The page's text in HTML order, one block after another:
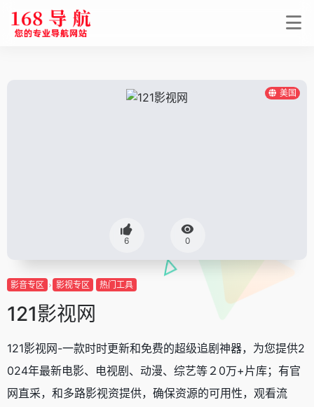
美国
6 0
影音专区 影视专区 热门工具
121影视网
121影视网-一款时时更新和免费的超级追剧神器，为您提供2
024年最新电影、电视剧、动漫、综艺等２0万+片库；有官
网直采，和多路影视资提供，确保资源的可用性，观看流